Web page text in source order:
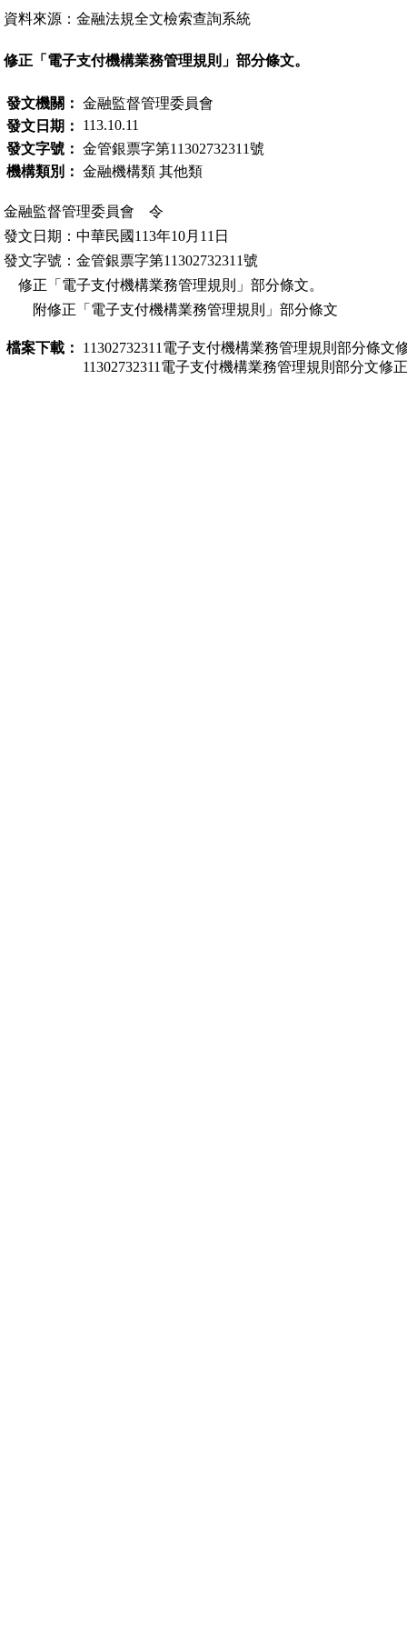
資料來源：金融法規全文檢索查詢系統
修正「電子支付機構業務管理規則」部分條文。
發文機關： 金融監督管理委員會
發文日期：
113.10.11
發文字號： 金管銀票字第11302732311號
機構類別： 金融機構類 其他類
金融監督管理委員會 令
發文日期：中華民國113年10月11日
發文字號：金管銀票字第11302732311號
修正「電子支付機構業務管理規則」部分條文。
附修正「電子支付機構業務管理規則」部分條文
檔案下載：
11302732311電子支付機構業務管理規則部分條文
11302732311電子支付機構業務管理規則部分文修